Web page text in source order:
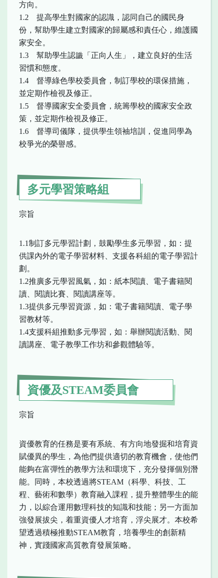
方向。
1.2 提高學生對國家的認識，認同自己的國民身
份，幫助學生建立對國家的歸屬感和責任心，維護國
家安全。
1.3 幫助學生認識「正向人生」，建立良好的生活
習慣和態度。
1.4 督導綠色學校委員會，制訂學校的環保措施，
並定期作檢視及修正。
1.5 督導國家安全委員會，統籌學校的國家安全政
策，並定期作檢視及修正。
1.6 督導司儀隊，提供學生領袖培訓，促進同學為
校爭光的榮譽感。
多元學習策略組
宗旨
1.1制訂多元學習計劃，鼓勵學生多元學習，如：提
供課內外的電子學習材料、支援各科組的電子學習計
劃。
1.2推廣多元學習風氣，如：紙本閱讀、電子書籍閱
讀、閱讀比賽、閱讀講座等。
1.3提供多元學習資源，如：電子書籍閱讀、電子學
習教材等。
1.4支援科組推動多元學習，如：舉辦閱讀活動、閱
讀講座、電子教學工作坊和參觀體驗等。
資優及STEAM委員會
宗旨
資優教育的任務是要有系統、有方向地發掘和培育資
賦優異的學生，為他們提供適切的教育機會，使他們
能夠在富彈性的教學方法和環境下，充分發揮個別潛
能。同時，本校透過將STEAM（科學、科技、工
程、藝術和數學）教育融入課程，提升整體學生的能
力，以綜合運用數理科技的知識和技能；另一方面加
強發展拔尖，着重資優人才培育，浮尖展才。本校希
望透過積極推動STEAM教育，培養學生的創新精
神，實踐國家高質教育發展策略。